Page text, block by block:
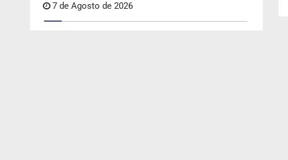
7 de Agosto de 2026